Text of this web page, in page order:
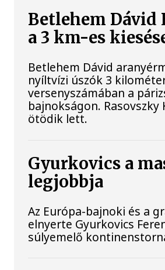
Betlehem Dávid
a 3 km-es
Betlehem Dávid
nyíltvízi úszók 3
versenyszámában a
bajnokságon.
ötödik lett.
Gyurkovics a
legjobbja
Az Európa-bajnoki és a
elnyerte Gyurkovics
súlyemelő